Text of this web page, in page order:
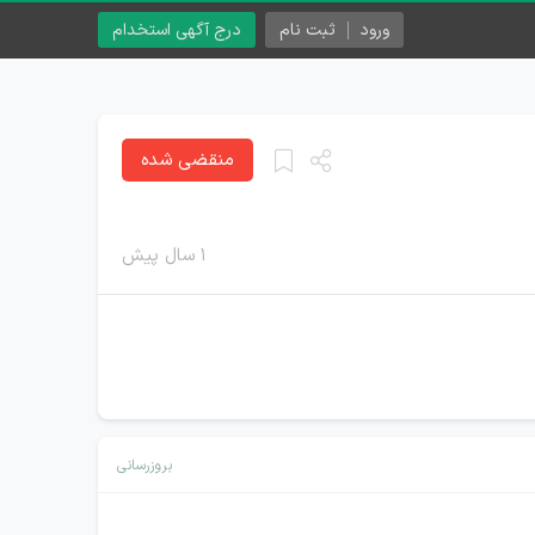
درج آگهی استخدام ورود ثبت نام
۱ سال پیش
منقضی شده
بروزرسانی